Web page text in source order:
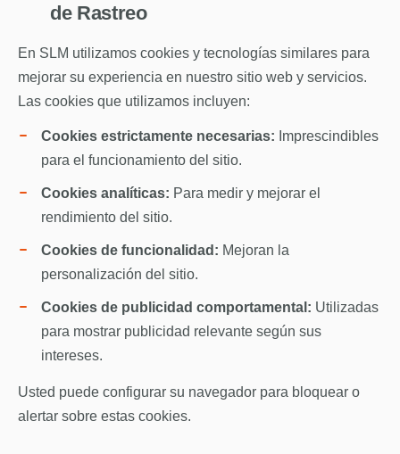
de Rastreo
En SLM utilizamos cookies y tecnologías similares para
mejorar su experiencia en nuestro sitio web y servicios.
Las cookies que utilizamos incluyen:
Cookies estrictamente necesarias: Imprescindibles
para el funcionamiento del sitio.
Cookies analíticas: Para medir y mejorar el
rendimiento del sitio.
Cookies de funcionalidad: Mejoran la
personalización del sitio.
Cookies de publicidad comportamental: Utilizadas
para mostrar publicidad relevante según sus
intereses.
Usted puede configurar su navegador para bloquear o
alertar sobre estas cookies.